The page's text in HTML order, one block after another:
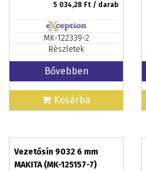
5 034,28 Ft / darab
MK-122339-2
Részletek
Bővebben
Kosárba
Vezetősín 9032 6 mm
MAKITA (MK-125157-7)